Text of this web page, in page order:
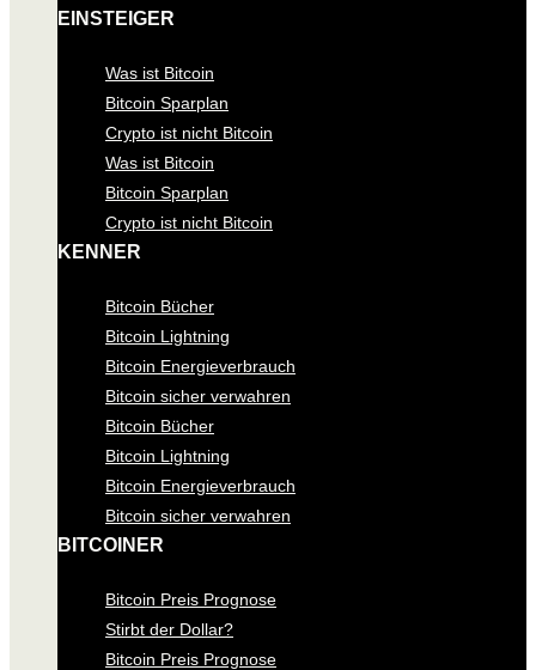
EINSTEIGER
Was ist Bitcoin
Bitcoin Sparplan
Crypto ist nicht Bitcoin
Was ist Bitcoin
Bitcoin Sparplan
Crypto ist nicht Bitcoin
KENNER
Bitcoin Bücher
Bitcoin Lightning
Bitcoin Energieverbrauch
Bitcoin sicher verwahren
Bitcoin Bücher
Bitcoin Lightning
Bitcoin Energieverbrauch
Bitcoin sicher verwahren
BITCOINER
Bitcoin Preis Prognose
Stirbt der Dollar?
Bitcoin Preis Prognose